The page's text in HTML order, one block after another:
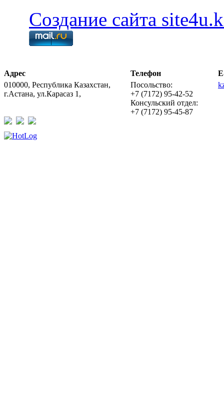
Создание сайта
Адрес
010000, Республика Казахстан,
г.Астана, ул.Карасаз 1,
Телефон
Посольство:
+7 (7172) 95-42-52
Консульский отдел:
+7 (7172) 95-45-87